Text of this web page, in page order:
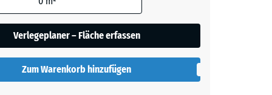
nicht
Verlegeplaner – Fläche erfassen
Zum Warenkorb hinzufügen